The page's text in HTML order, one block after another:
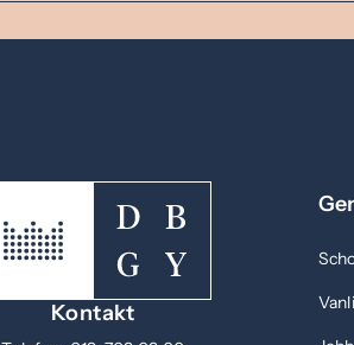
Kontakt